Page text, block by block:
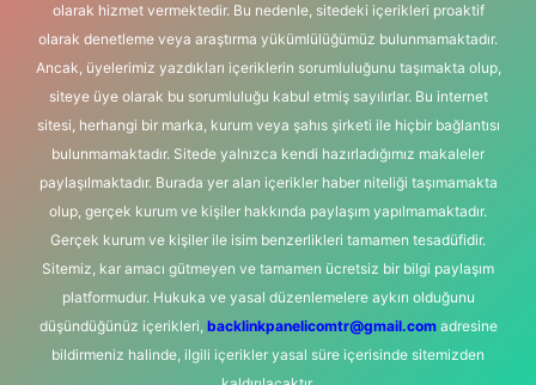
olarak hizmet vermektedir. Bu nedenle, sitedeki içerikleri proaktif
olarak denetleme veya araştırma yükümlülüğümüz bulunmamaktadır.
Ancak, üyelerimiz yazdıkları içeriklerin sorumluluğunu taşımakta olup,
siteye üye olarak bu sorumluluğu kabul etmiş sayılırlar. Bu internet
sitesi, herhangi bir marka, kurum veya şahıs şirketi ile hiçbir bağlantısı
bulunmamaktadır. Sitede yalnızca kendi hazırladığımız makaleler
paylaşılmaktadır. Burada yer alan içerikler haber niteliği taşımamakta
olup, gerçek kurum ve kişiler hakkında paylaşım yapılmamaktadır.
Gerçek kurum ve kişiler ile isim benzerlikleri tamamen tesadüfidir.
Sitemiz, kar amacı gütmeyen ve tamamen ücretsiz bir bilgi paylaşım
platformudur. Hukuka ve yasal düzenlemelere aykırı olduğunu
düşündüğünüz içerikleri, backlinkpanelicomtr@gmail.comadresine
bildirmeniz halinde, ilgili içerikler yasal süre içerisinde sitemizden